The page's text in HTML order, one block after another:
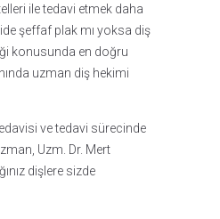
ile tedavi etmek daha
şeffaf plak mı yoksa diş
konusunda en doğru
uzman diş hekimi
ve tedavi sürecinde
Uzm. Dr. Mert
dişlere sizde